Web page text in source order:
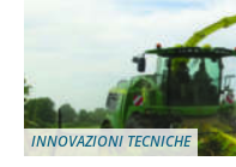
INNOVAZIONI TECNICHE